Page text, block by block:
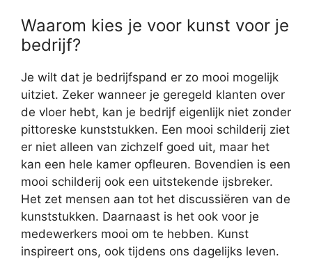
Waarom kies je voor kunst voor je
bedrijf?
Je wilt dat je bedrijfspand er zo mooi mogelijk
uitziet. Zeker wanneer je geregeld klanten over
de vloer hebt, kan je bedrijf eigenlijk niet zonder
pittoreske kunststukken. Een mooi schilderij ziet
er niet alleen van zichzelf goed uit, maar het
kan een hele kamer opfleuren. Bovendien is een
mooi schilderij ook een uitstekende ijsbreker.
Het zet mensen aan tot het discussiëren van de
kunststukken. Daarnaast is het ook voor je
medewerkers mooi om te hebben. Kunst
inspireert ons, ook tijdens ons dagelijks leven.